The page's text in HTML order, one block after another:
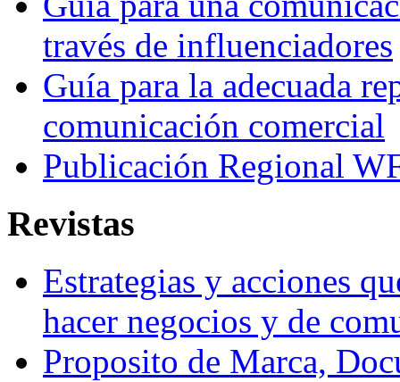
través de influenciadores
Guía para la adecuada
comunicación comercial
Publicación Regional
Revistas
Estrategias y acciones
hacer negocios y de
Proposito de Marca,